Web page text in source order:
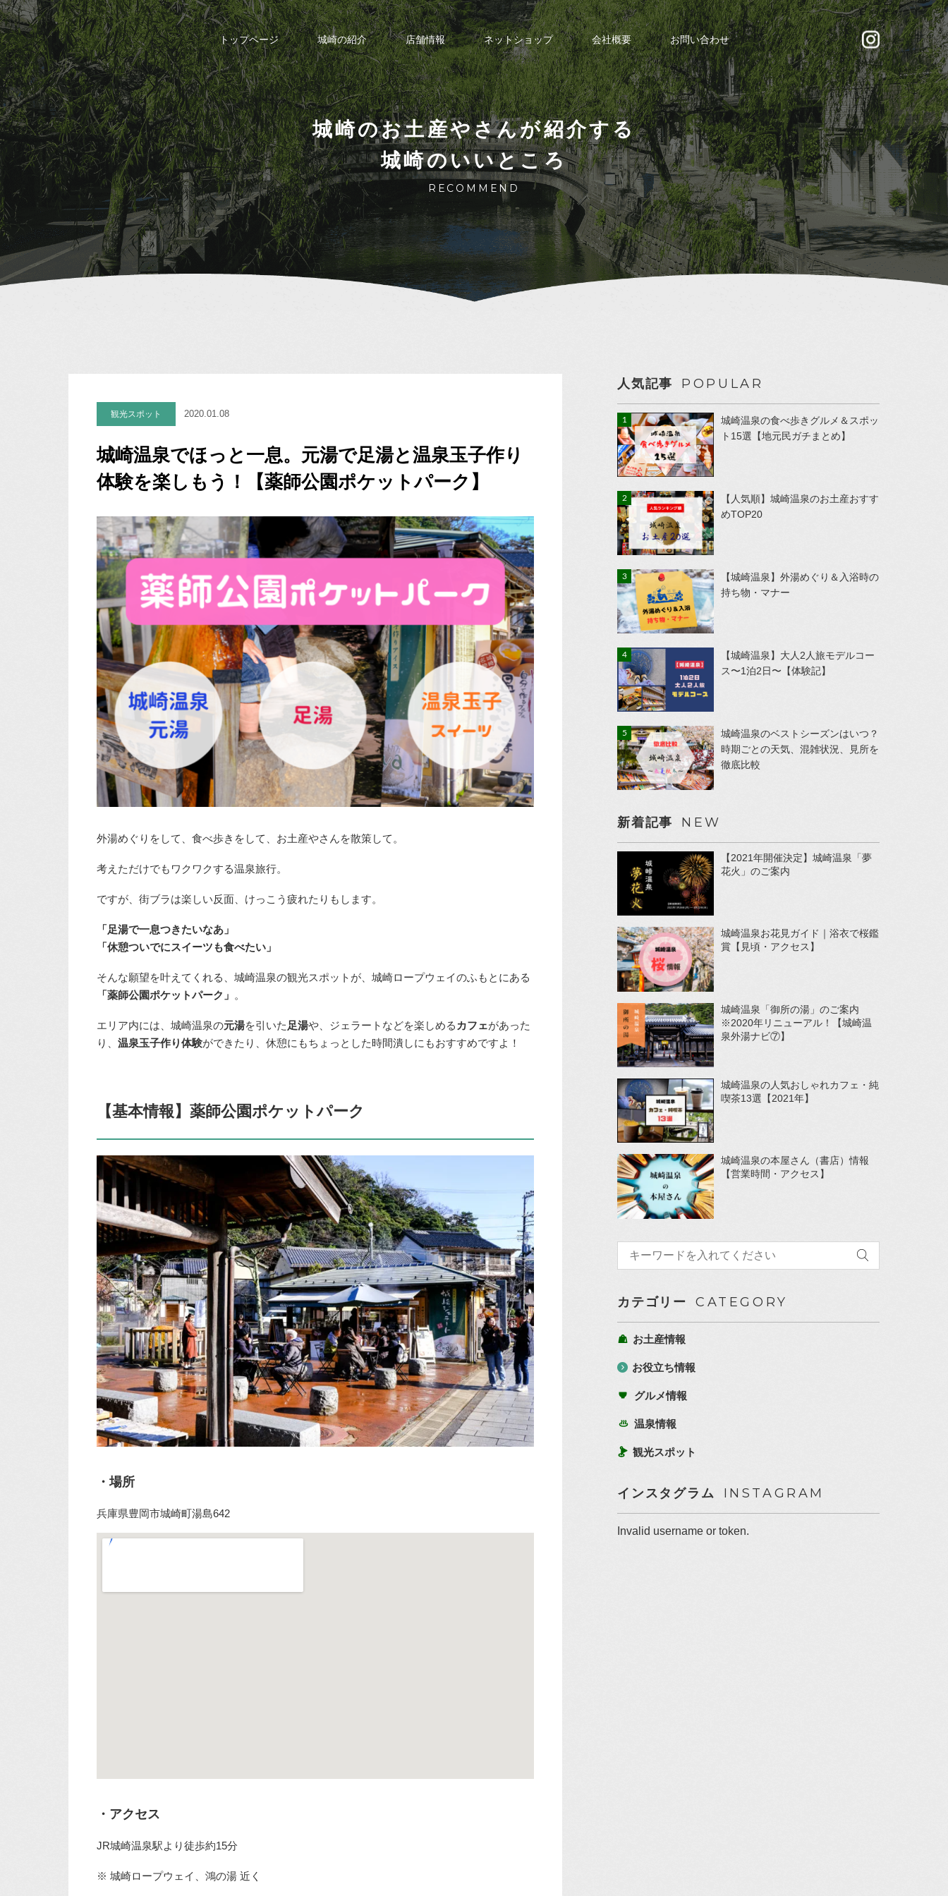
トップページ 城崎の紹介 店舗情報 ネットショップ 会社概要 お問い合わせ
城崎のお土産やさんが紹介する
城崎のいいところ
RECOMMEND
観光スポット 2020.01.08
城崎温泉でほっと一息。元湯で足湯と温泉玉子作り
体験を楽しもう！【薬師公園ポケットパーク】
外湯めぐりをして、食べ歩きをして、お土産やさんを散策して。
考えただけでもワクワクする温泉旅行。
ですが、街ブラは楽しい反面、けっこう疲れたりもします。
「足湯で一息つきたいなあ」
「休憩ついでにスイーツも食べたい」
そんな願望を叶えてくれる、城崎温泉の観光スポットが、城崎ロープウェイのふもとにある
「薬師公園ポケットパーク」 。
エリア内には、城崎温泉の元湯を引いた 足湯や、ジェラートなどを楽しめる カフェがあった
り、 温泉玉子作り体験ができたり、休憩にもちょっとした時間潰しにもおすすめですよ！
【基本情報】薬師公園ポケットパーク
・場所
兵庫県豊岡市城崎町湯島642
・アクセス
JR城崎温泉駅より徒歩約15分
※ 城崎ロープウェイ、鴻の湯 近く
人気記事 POPULAR
城崎温泉の食べ歩きグルメ＆スポッ
ト15選【地元民ガチまとめ】
【人気順】城崎温泉のお土産おすす
めTOP20
【城崎温泉】外湯めぐり＆入浴時の
持ち物・マナー
【城崎温泉】大人2人旅モデルコー
ス〜1泊2日〜【体験記】
城崎温泉のベストシーズンはいつ？
時期ごとの天気、混雑状況、見所を
徹底比較
新着記事 NEW
【2021年開催決定】城崎温泉「夢
花火」のご案内
城崎温泉お花見ガイド｜浴衣で桜鑑
賞【見頃・アクセス】
城崎温泉「御所の湯」のご案内
※2020年リニューアル！【城崎温
泉外湯ナビ⑦】
城崎温泉の人気おしゃれカフェ・純
喫茶13選【2021年】
城崎温泉の本屋さん（書店）情報
【営業時間・アクセス】
検索
カテゴリー CATEGORY
お土産情報
お役立ち情報
グルメ情報
温泉情報
観光スポット
インスタグラム INSTAGRAM
Invalid username or token.